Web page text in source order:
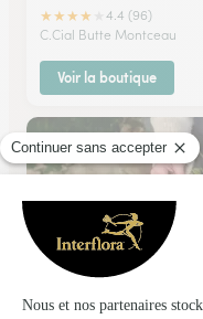
★★★★
4.4 (96)
C.Cial Butte Montceau
Voir la boutique
Jean de Fleurette